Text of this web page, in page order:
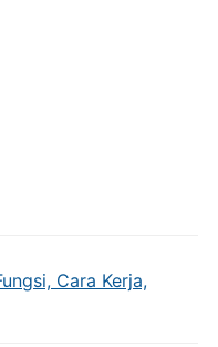
Cara Kerja,